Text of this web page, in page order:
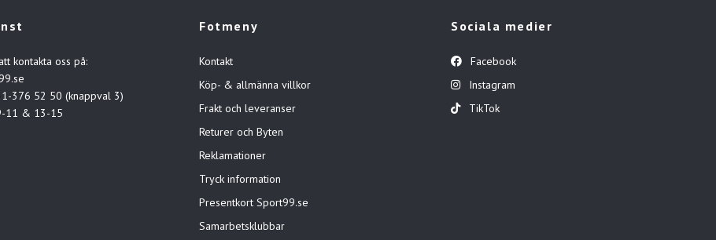
kontakta oss på:
376 52 50 (knappval 3)
11 & 13-15
Fotmeny
Kontakt
Köp- & allmänna villkor
Frakt och leveranser
Returer och Byten
Reklamationer
Tryck information
Presentkort Sport99.se
Samarbetsklubbar
Sociala medier
Facebook
Instagram
TikTok